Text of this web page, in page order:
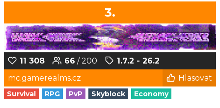
3.
11 308 66 / 200
1.7.2 - 26.2
mc.gamerealms.cz
Hlasovat
Survival RPG PvP Skyblock Economy